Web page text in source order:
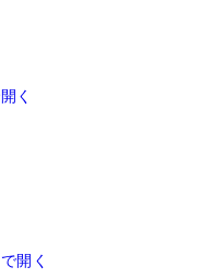
く
開く